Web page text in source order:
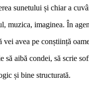
sunetului și chiar a
muzica, imaginea. În
vei avea pe conștiință
aibă condei, să scrie
și bine structurată.